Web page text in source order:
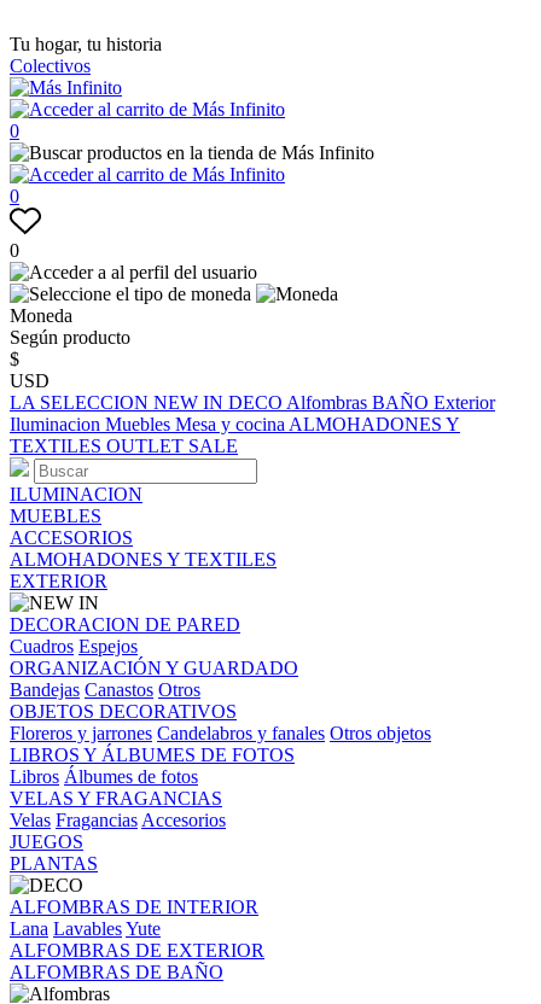
Tu hogar, tu historia
Colectivos
0
0
0
Moneda
Según producto
$
USD
LA SELECCION NEW IN DECO Alfombras BAÑO Exterior
Iluminacion Muebles Mesa y cocina ALMOHADONES Y
TEXTILES OUTLET SALE
ILUMINACION
MUEBLES
ACCESORIOS
ALMOHADONES Y TEXTILES
EXTERIOR
DECORACION DE PARED
Cuadros Espejos
ORGANIZACIÓN Y GUARDADO
Bandejas Canastos Otros
OBJETOS DECORATIVOS
Floreros y jarrones Candelabros y fanales Otros objetos
LIBROS Y ÁLBUMES DE FOTOS
Libros Álbumes de fotos
VELAS Y FRAGANCIAS
Velas Fragancias Accesorios
JUEGOS
PLANTAS
ALFOMBRAS DE INTERIOR
Lana LavablesYute
ALFOMBRAS DE EXTERIOR
ALFOMBRAS DE BAÑO